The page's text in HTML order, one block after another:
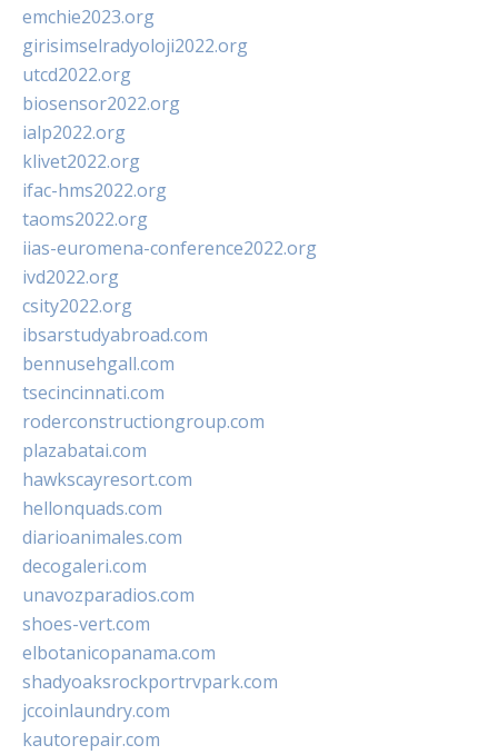
emchie2023.org
girisimselradyoloji2022.org
utcd2022.org
biosensor2022.org
ialp2022.org
klivet2022.org
ifac-hms2022.org
taoms2022.org
iias-euromena-conference2022.org
ivd2022.org
csity2022.org
ibsarstudyabroad.com
bennusehgall.com
tsecincinnati.com
roderconstructiongroup.com
plazabatai.com
hawkscayresort.com
hellonquads.com
diarioanimales.com
decogaleri.com
unavozparadios.com
shoes-vert.com
elbotanicopanama.com
shadyoaksrockportrvpark.com
jccoinlaundry.com
kautorepair.com